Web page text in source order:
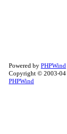
Powered by PHPWind
Copyright © 2003-04
PHPWind